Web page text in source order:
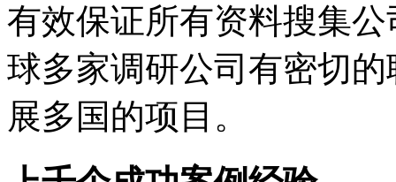
有效保证所有资料搜集
球多家调研公司有密切
展多国的项目。